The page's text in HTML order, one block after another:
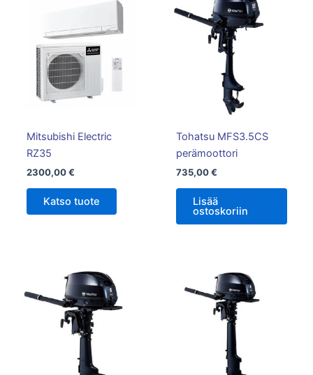
Mitsubishi Electric
RZ35
2300,00€
Katso tuote
Tohatsu MFS3.5CS
perämoottori
735,00€
Lisää
ostoskoriin